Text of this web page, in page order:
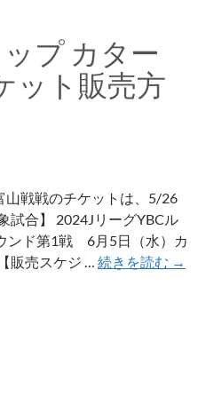
プ カター
ット販売方
山戦戦のチケットは、5/26
試合】 2024JリーグYBCル
ンド第1戦 6月5日（水）カ
販売スケジ … 続きを読む 6/5
→